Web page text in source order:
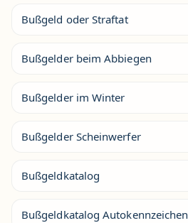
Bußgeld oder Straftat
Bußgelder beim Abbiegen
Bußgelder im Winter
Bußgelder Scheinwerfer
Bußgeldkatalog
Bußgeldkatalog Autokennzeichen